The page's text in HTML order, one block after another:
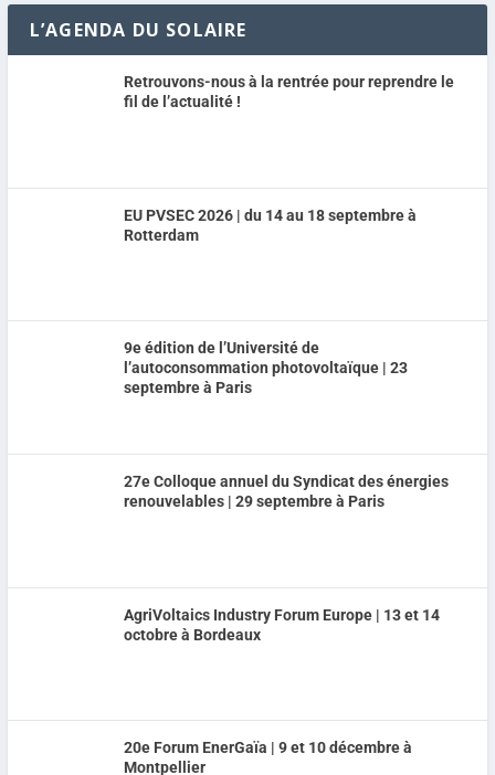
L’AGENDA DU SOLAIRE
Retrouvons-nous à la rentrée pour reprendre le
fil de l’actualité !
EU PVSEC 2026 | du 14 au 18 septembre à
Rotterdam
9e édition de l’Université de
l’autoconsommation photovoltaïque | 23
septembre à Paris
27e Colloque annuel du Syndicat des énergies
renouvelables | 29 septembre à Paris
AgriVoltaics Industry Forum Europe | 13 et 14
octobre à Bordeaux
20e Forum EnerGaïa | 9 et 10 décembre à
Montpellier